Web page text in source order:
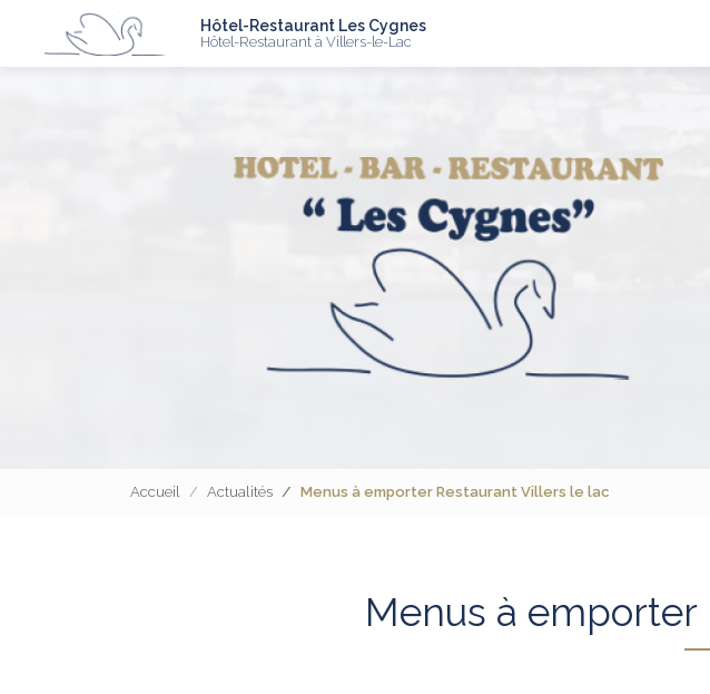
contenu
Hôtel-Restaurant Les Cygnes
Hôtel-Restaurant à Villers-le-Lac
Accueil Actualités Menus à emporter Restaurant Villers le lac
Menus à